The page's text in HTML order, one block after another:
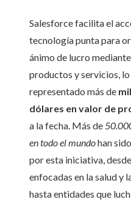
Salesforce facilita el
tecnología punta para
ánimo de lucro
productos y servicios, lo
representado más de
dólares en valor de
a la fecha. Más de
en todo el mundohan
por esta iniciativa,
enfocadas en la salud y
hasta entidades que